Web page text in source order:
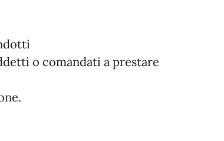
o comandati a prestare